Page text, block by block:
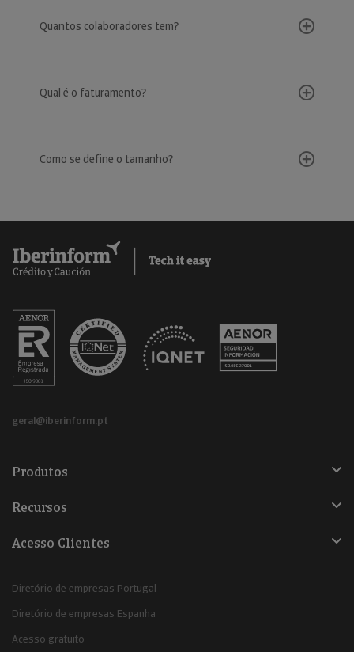
Quantos colaboradores tem?
Qual é o faturamento?
Como se define o tamanho?
geral@iberinform.pt
Produtos
Recursos
Acesso Clientes
Diretório de empresas Portugal
Diretório de empresas Espanha
Acesso gratuito